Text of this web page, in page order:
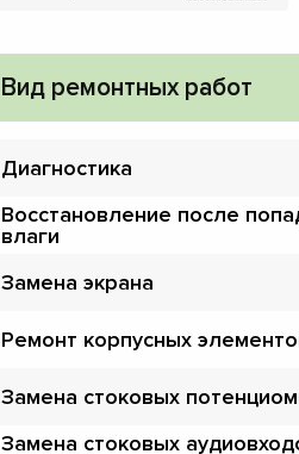
Вид ремонтных работ
Диагностика
Восстановление после
влаги
Замена экрана
Ремонт корпусных
Замена стоковых
Замена стоковых